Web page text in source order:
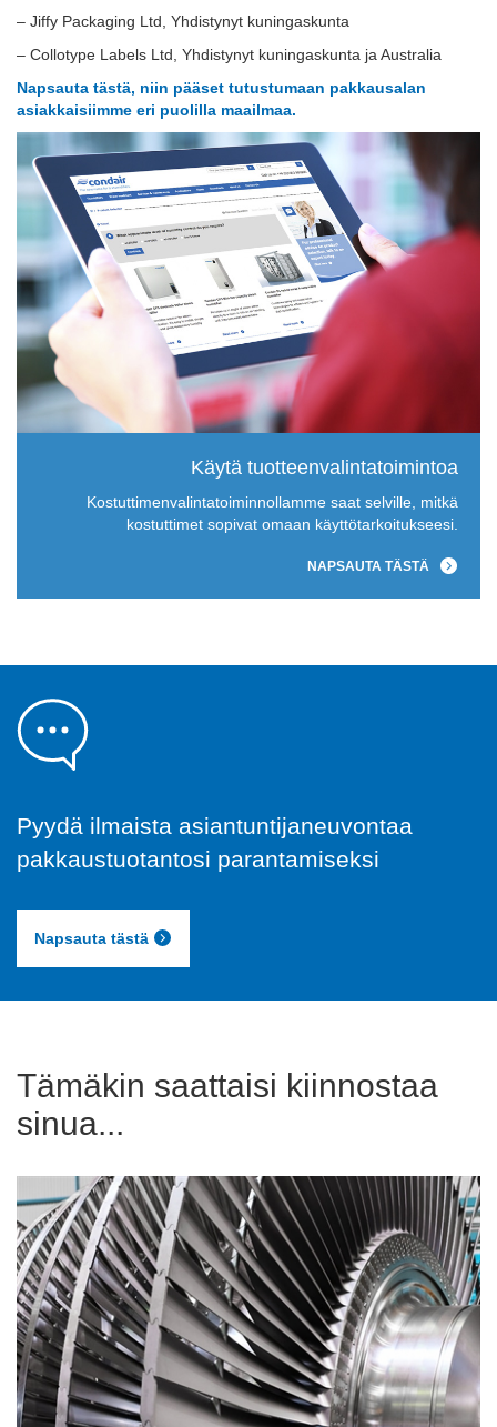
– Jiffy Packaging Ltd, Yhdistynyt kuningaskunta
– Collotype Labels Ltd, Yhdistynyt kuningaskunta ja Australia
Napsauta tästä, niin pääset tutustumaan pakkausalan
asiakkaisiimme eri puolilla maailmaa.
Käytä tuotteenvalintatoimintoa
Kostuttimenvalintatoiminnollamme saat selville, mitkä
kostuttimet sopivat omaan käyttötarkoitukseesi.
NAPSAUTA TÄSTÄ
Pyydä ilmaista asiantuntijaneuvontaa
pakkaustuotantosi parantamiseksi
Napsauta tästä
Tämäkin saattaisi kiinnostaa
sinua...